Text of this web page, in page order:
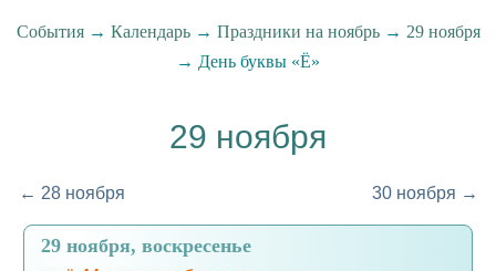
События→ Календарь→ Праздники на ноябрь→ 29 ноября
→ День буквы «Ё»
29 ноября
← 28 ноября 30 ноября →
29 ноября, воскресенье